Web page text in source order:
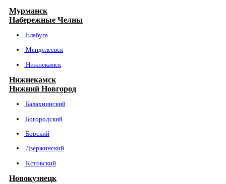
Мурманск
Набережные Челны
Елабуга
Менделеевск
Нижнекамск
Нижнекамск
Нижний Новгород
Балахнинский
Богородский
Борский
Дзержинский
Кстовский
Новокузнецк